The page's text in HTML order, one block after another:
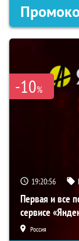
-10%
19:20:56
Первая и все
сервисе
Россия